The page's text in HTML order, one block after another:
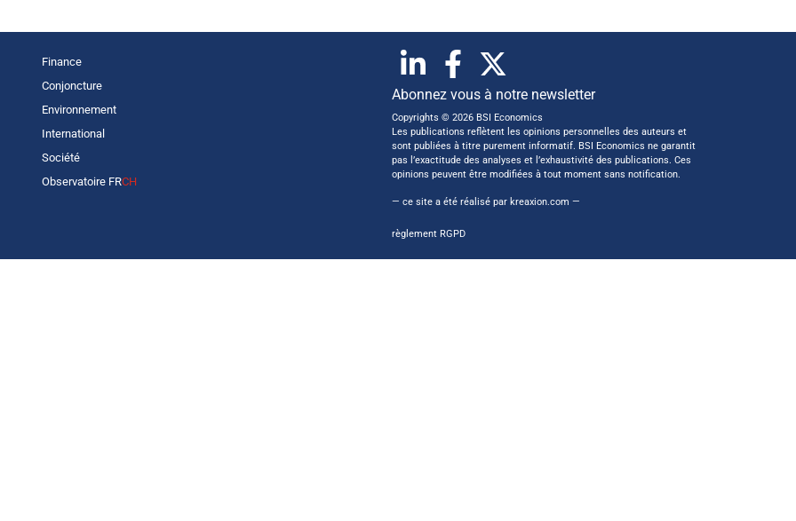
Finance
Conjoncture
Environnement
International
Société
Observatoire FRCH
Abonnez vous à notre newsletter
Copyrights © 2026 BSI Economics
Les publications reflètent les opinions personnelles des auteurs et
sont publiées à titre purement informatif. BSI Economics ne garantit
pas l’exactitude des analyses et l’exhaustivité des publications. Ces
opinions peuvent être modifiées à tout moment sans notification.
— ce site a été réalisé par kreaxion.com —
règlement RGPD